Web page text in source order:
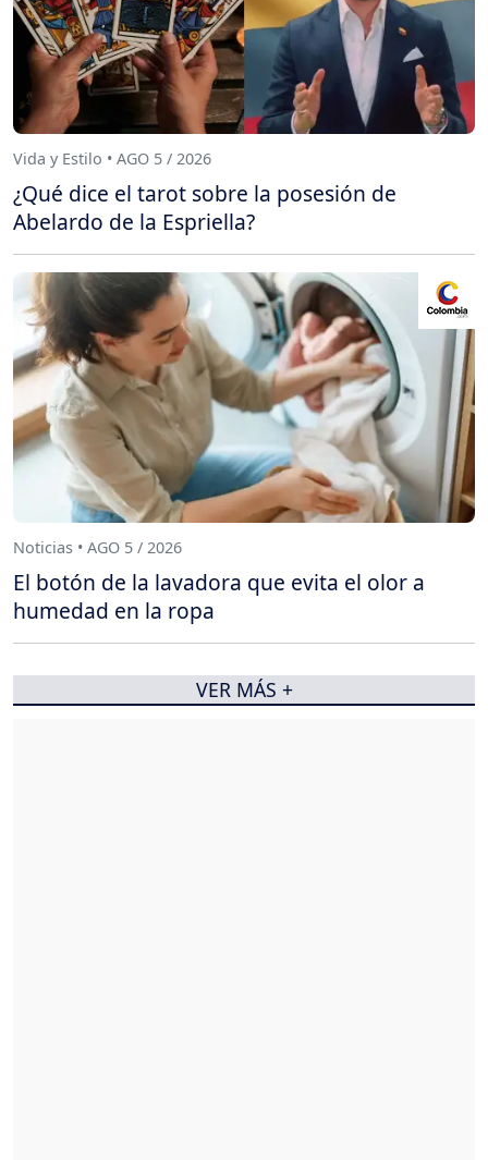
Vida y Estilo • AGO 5 / 2026
¿Qué dice el tarot sobre la posesión de
Abelardo de la Espriella?
Noticias • AGO 5 / 2026
El botón de la lavadora que evita el olor a
humedad en la ropa
VER MÁS +